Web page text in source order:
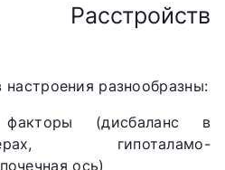
разнообразны:
факторы (дисбаланс в
гипоталамо-
ось)